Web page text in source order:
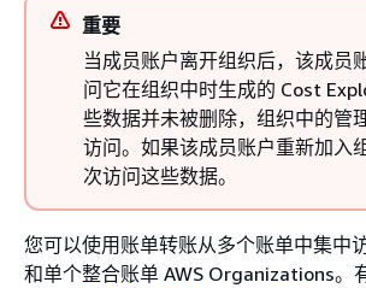
重要
当成员账户离开组织后，该成员
问它在组织中时生成的 Cost
些数据并未被删除，组织中的管
访问。如果该成员账户重新加入
次访问这些数据。
您可以使用账单转账从多个账单中集中
和单个整合账单 AWS Organizations。